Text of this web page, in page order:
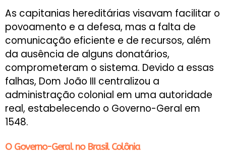
As capitanias hereditárias visavam facilitar o
povoamento e a defesa, mas a falta de
comunicação eficiente e de recursos, além
da ausência de alguns donatários,
comprometeram o sistema. Devido a essas
falhas, Dom João III centralizou a
administração colonial em uma autoridade
real, estabelecendo o Governo-Geral em
1548.
O Governo-Geral no Brasil Colônia